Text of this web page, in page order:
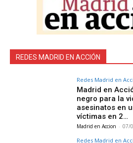
REDES MADRID EN ACCIÓN
Redes Madrid en
Madrid en
negro para la
asesinatos en
víctimas en 2…
Madrid en Accion - 07/
Redes Madrid en